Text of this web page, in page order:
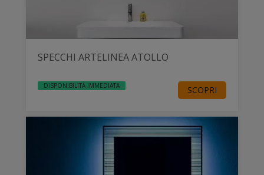
SPECCHI ARTELINEA ATOLLO
DISPONIBILITÀ IMMEDIATA SCOPRI